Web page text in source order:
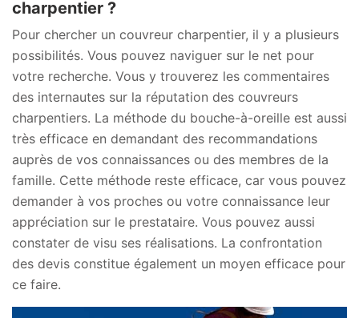
charpentier ?
Pour chercher un couvreur charpentier, il y a plusieurs
possibilités. Vous pouvez naviguer sur le net pour
votre recherche. Vous y trouverez les commentaires
des internautes sur la réputation des couvreurs
charpentiers. La méthode du bouche-à-oreille est aussi
très efficace en demandant des recommandations
auprès de vos connaissances ou des membres de la
famille. Cette méthode reste efficace, car vous pouvez
demander à vos proches ou votre connaissance leur
appréciation sur le prestataire. Vous pouvez aussi
constater de visu ses réalisations. La confrontation
des devis constitue également un moyen efficace pour
ce faire.